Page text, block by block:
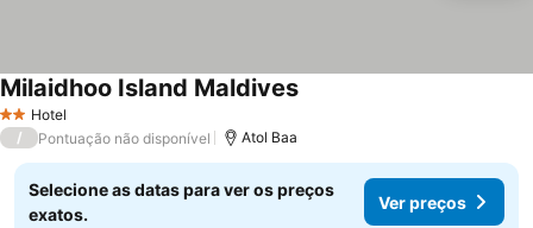
2 Estrelas
Hotel
Milaidhoo Island MaldivesVer preços
/ Pontuação não disponível Atol Baa
Selecione as datas para ver os preços
exatos.
Ver preços